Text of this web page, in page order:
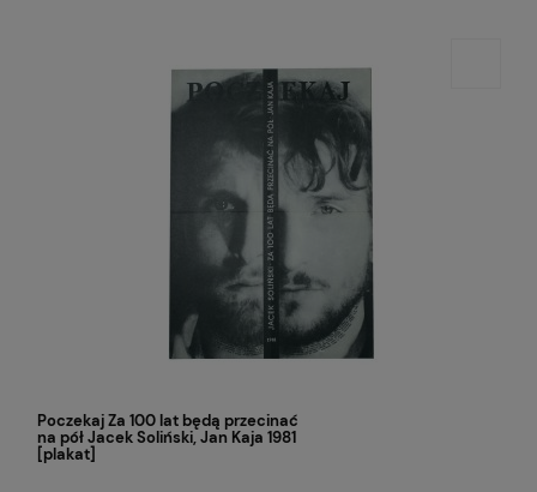
Poczekaj Za 100 lat będą przecinać
na pół Jacek Soliński, Jan Kaja 1981
[plakat]